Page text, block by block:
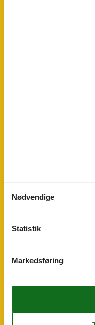
Generel Information
Boligareal
Spisebord
Kaffemaskine
Nødvendige
Statistik
Markedsføring